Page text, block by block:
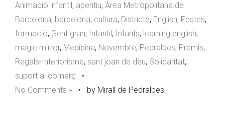
Animació infantil, aperitiu, Àrea Metropolitana de
Barcelona, barcelona, cultura, Districte, English, Festes,
formació, Gent gran, Infantil, Infants, learning english,
magic mirror, Medicina, Novembre, Pedralbes, Premis,
Regals-Interiorisme, sant joan de deu, Solidaritat,
suport al comerç •
No Comments » • by Mirall de Pedralbes